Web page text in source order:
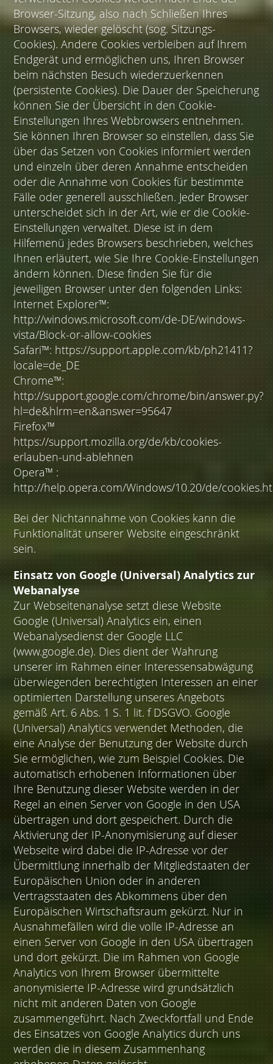
Browser-Sitzung, also nach Schließen Ihres
Browsers, wieder gelöscht (sog. Sitzungs-
Cookies). Andere Cookies verbleiben auf Ihrem
Endgerät und ermöglichen uns, Ihren Browser
beim nächsten Besuch wiederzuerkennen
(persistente Cookies). Die Dauer der Speicherung
können Sie der Übersicht in den Cookie-
Einstellungen Ihres Webbrowsers entnehmen.
Sie können Ihren Browser so einstellen, dass Sie
über das Setzen von Cookies informiert werden
und einzeln über deren Annahme entscheiden
oder die Annahme von Cookies für bestimmte
Fälle oder generell ausschließen. Jeder Browser
unterscheidet sich in der Art, wie er die Cookie-
Einstellungen verwaltet. Diese ist in dem
Hilfemenü jedes Browsers beschrieben, welches
Ihnen erläutert, wie Sie Ihre Cookie-Einstellungen
ändern können. Diese finden Sie für die
jeweiligen Browser unter den folgenden Links:
Internet Explorer™:
http://windows.microsoft.com/de-DE/windows-
vista/Block-or-allow-cookies
Safari™: https://support.apple.com/kb/ph21411?
locale=de_DE
Chrome™:
http://support.google.com/chrome/bin/answer.py?
hl=de&hlrm=en&answer=95647
Firefox™
https://support.mozilla.org/de/kb/cookies-
erlauben-und-ablehnen
Opera™ :
http://help.opera.com/Windows/10.20/de/
Bei der Nichtannahme von Cookies kann die
Funktionalität unserer Website eingeschränkt
sein.
Einsatz von Google (Universal) Analytics zur
Webanalyse
Zur Webseitenanalyse setzt diese Website
Google (Universal) Analytics ein, einen
Webanalysedienst der Google LLC
(www.google.de). Dies dient der Wahrung
unserer im Rahmen einer Interessensabwägung
überwiegenden berechtigten Interessen an einer
optimierten Darstellung unseres Angebots
gemäß Art. 6 Abs. 1 S. 1 lit. f DSGVO. Google
(Universal) Analytics verwendet Methoden, die
eine Analyse der Benutzung der Website durch
Sie ermöglichen, wie zum Beispiel Cookies. Die
automatisch erhobenen Informationen über
Ihre Benutzung dieser Website werden in der
Regel an einen Server von Google in den USA
übertragen und dort gespeichert. Durch die
Aktivierung der IP-Anonymisierung auf dieser
Webseite wird dabei die IP-Adresse vor der
Übermittlung innerhalb der Mitgliedstaaten der
Europäischen Union oder in anderen
Vertragsstaaten des Abkommens über den
Europäischen Wirtschaftsraum gekürzt. Nur in
Ausnahmefällen wird die volle IP-Adresse an
einen Server von Google in den USA übertragen
und dort gekürzt. Die im Rahmen von Google
Analytics von Ihrem Browser übermittelte
anonymisierte IP-Adresse wird grundsätzlich
nicht mit anderen Daten von Google
zusammengeführt. Nach Zweckfortfall und Ende
des Einsatzes von Google Analytics durch uns
werden die in diesem Zusammenhang